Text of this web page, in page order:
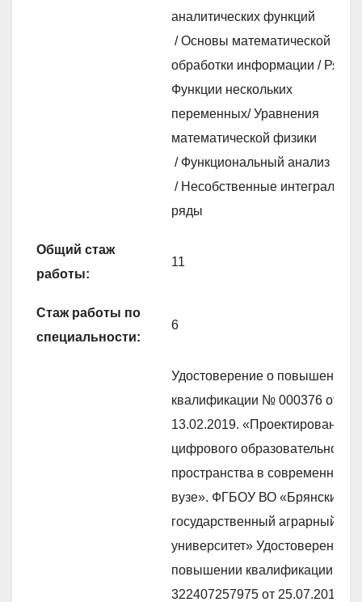
аналитических функций
/ Основы математической
обработки информации / Ряды.
Функции нескольких
переменных/ Уравнения
математической физики
/ Функциональный анализ
/ Несобственные интегралы и
ряды
Общий стаж
работы:
11
Стаж работы по
специальности:
6
Удостоверение о повышении
квалификации № 000376 от
13.02.2019. «Проектирование
цифрового образовательного
пространства в современном
вузе». ФГБОУ ВО «Брянский
государственный аграрный
университет» Удостоверение о
повышении квалификации №
322407257975 от 25.07.2019.